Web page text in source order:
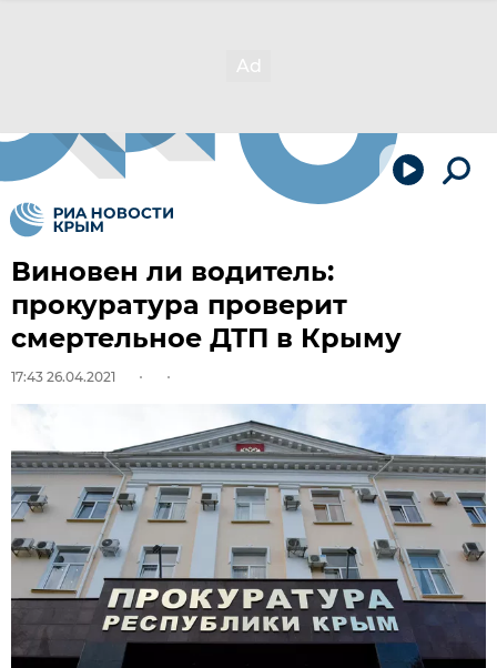
Виновен ли водитель:
прокуратура проверит
смертельное ДТП в Крыму
17:43 26.04.2021